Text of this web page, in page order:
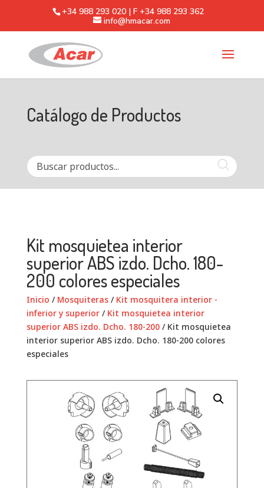
+34 988 293 020 | F +34 988 293 362
info@hmacar.com
Catálogo de Productos
Kit mosquietea interior
superior ABS izdo. Dcho. 180-
200 colores especiales
Inicio / Mosquiteras/ Kit mosquitera interior -
inferior y superior/ Kit mosquietea interior
superior ABS izdo. Dcho. 180-200/ Kit mosquietea
interior superior ABS izdo. Dcho. 180-200 colores
especiales